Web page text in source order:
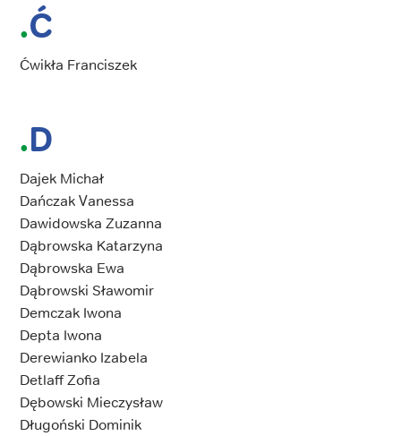
Ć
Ćwikła Franciszek
D
Dajek Michał
Dańczak Vanessa
Dawidowska Zuzanna
Dąbrowska Katarzyna
Dąbrowska Ewa
Dąbrowski Sławomir
Demczak Iwona
Depta Iwona
Derewianko Izabela
Detlaff Zofia
Dębowski Mieczysław
Długoński Dominik